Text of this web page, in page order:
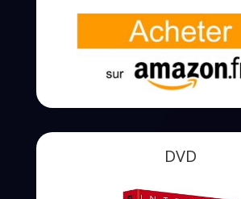
DVD